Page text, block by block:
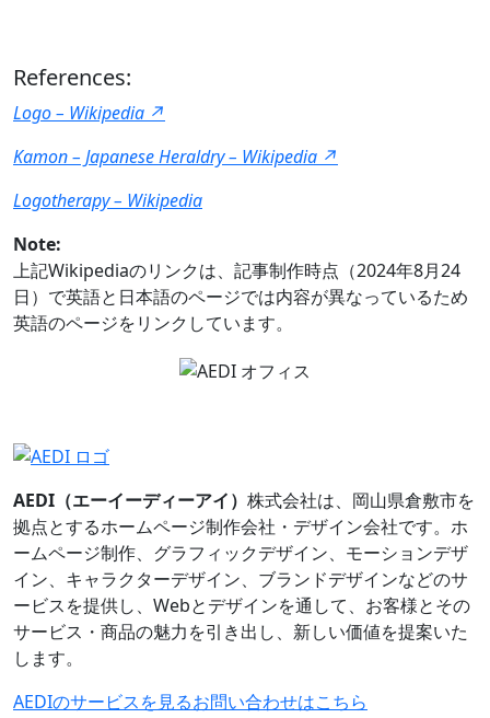
References:
Logo – Wikipedia ↗︎
Kamon – Japanese Heraldry – Wikipedia ↗︎
Logotherapy – Wikipedia
Note:
上記Wikipediaのリンクは、記事制作時点（2024年8月24
日）で英語と日本語のページでは内容が異なっているため
英語のページをリンクしています。
AEDI（エーイーディーアイ） 株式会社は、岡山県倉敷市を
拠点とするホームページ制作会社・デザイン会社です。ホ
ームページ制作、グラフィックデザイン、モーションデザ
イン、キャラクターデザイン、ブランドデザインなどのサ
ービスを提供し、Webとデザインを通して、お客様とその
サービス・商品の魅力を引き出し、新しい価値を提案いた
します。
AEDIのサービスを見るお問い合わせはこちら